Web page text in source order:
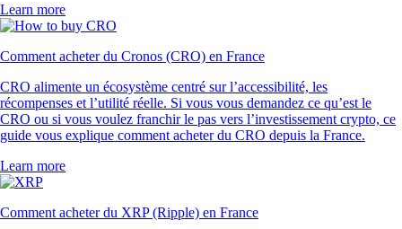
Learn more
Comment acheter du Cronos (CRO) en France
CRO alimente un écosystème centré sur l’accessibilité, les
récompenses et l’utilité réelle. Si vous vous demandez ce qu’est le
CRO ou si vous voulez franchir le pas vers l’investissement crypto, ce
guide vous explique comment acheter du CRO depuis la France.
Learn more
Comment acheter du XRP (Ripple) en France